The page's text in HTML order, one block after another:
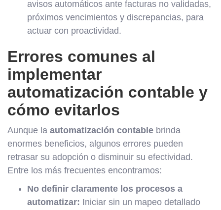
avisos automáticos ante facturas no validadas,
próximos vencimientos y discrepancias, para
actuar con proactividad.
Errores comunes al
implementar
automatización contable y
cómo evitarlos
Aunque la automatización contable brinda
enormes beneficios, algunos errores pueden
retrasar su adopción o disminuir su efectividad.
Entre los más frecuentes encontramos:
No definir claramente los procesos a
automatizar: Iniciar sin un mapeo detallado